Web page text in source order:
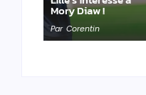
Mory Diaw !
Par Corentin